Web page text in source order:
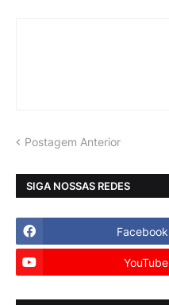
Postagem Anterior
SIGA NOSSAS REDES
Facebook
YouTube